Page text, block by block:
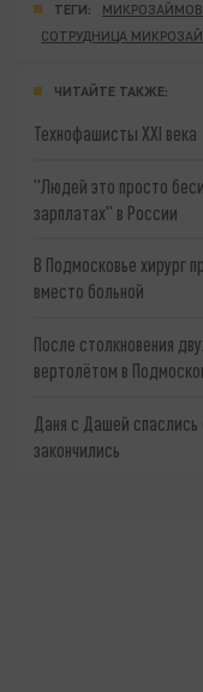
ТЕГИ:
СОТРУДНИЦА
ЧИТАЙТЕ ТАКЖЕ:
Технофашисты XXI века
"Людей это просто
зарплатах" в России
В Подмосковье хирург
вместо больной
После столкновения
вертолётом в
Даня с Дашей
закончились